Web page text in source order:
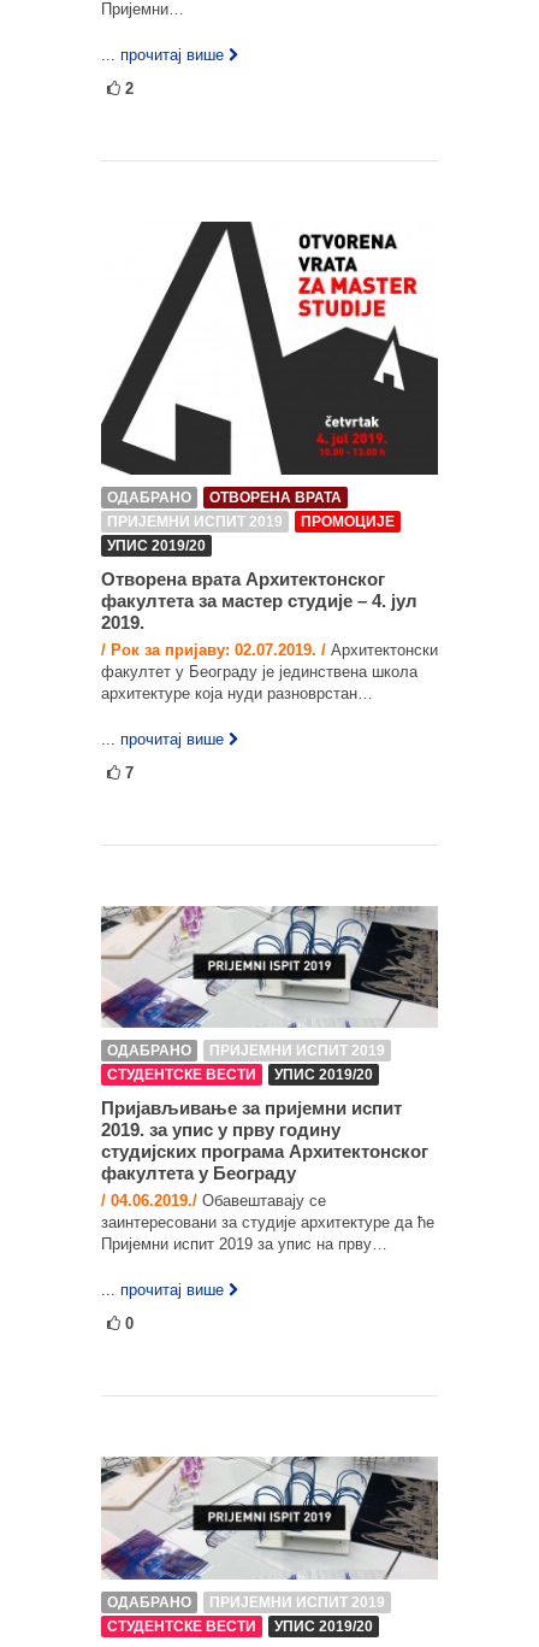
Пријемни…
... прочитај више
2
ОДАБРАНО
ОТВОРЕНА ВРАТА
ПРИЈЕМНИ ИСПИТ 2019
ПРОМОЦИЈЕ
УПИС 2019/20
Отворена врата Архитектонског
факултета за мастер студије – 4. јул
2019.
/ Рок за пријаву: 02.07.2019. / Архитектонски
факултет у Београду је јединствена школа
архитектуре која нуди разноврстан…
... прочитај више
7
ОДАБРАНО
ПРИЈЕМНИ ИСПИТ 2019
СТУДЕНТСКЕ ВЕСТИ
УПИС 2019/20
Пријављивање за пријемни испит
2019. за упис у прву годину
студијских програма Архитектонског
факултета у Београду
/ 04.06.2019./ Обавештавају се
заинтересовани за студије архитектуре да ће
Пријемни испит 2019 за упис на прву…
... прочитај више
0
ОДАБРАНО
ПРИЈЕМНИ ИСПИТ 2019
СТУДЕНТСКЕ ВЕСТИ
УПИС 2019/20